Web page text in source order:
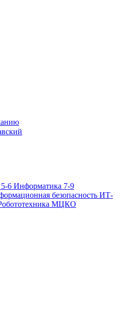
6 Информатика 7-9
безопасность ИТ-
МЦКО